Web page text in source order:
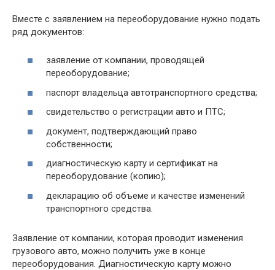
Вместе с заявлением на переоборудование нужно подать
ряд документов:
заявление от компании, проводящей
переоборудование;
паспорт владельца автотранспортного средства;
свидетельство о регистрации авто и ПТС;
документ, подтверждающий право
собственности;
диагностическую карту и сертификат на
переоборудование (копию);
декларацию об объеме и качестве изменений
транспортного средства.
Заявление от компании, которая проводит изменения
грузового авто, можно получить уже в конце
переоборудования. Диагностическую карту можно